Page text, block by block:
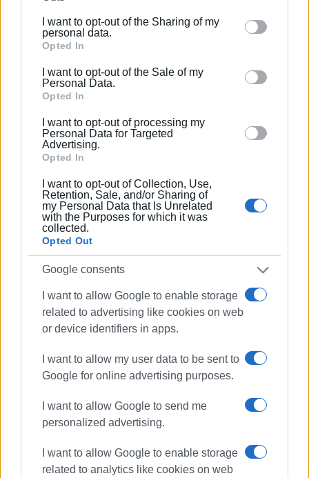
further disclose it to other third parties.
Please note that this website/app uses one or more
Google services and may gather and store information
behaviour. You may click to grant or deny consent to
Google and its third-party tags to use your data for
section.
I want to opt-out of the Sharing of my
personal data.
Opted In
I want to opt-out of the Sale of my
Personal Data.
Opted In
I want to opt-out of processing my
Personal Data for Targeted
Advertising.
Opted In
I want to opt-out of Collection, Use,
Retention, Sale, and/or Sharing of
my Personal Data that Is Unrelated
with the Purposes for which it was
collected.
Opted Out
Google consents
I want to allow Google to enable storage
related to advertising like cookies on web
or device identifiers in apps.
I want to allow my user data to be sent to
Google for online advertising purposes.
I want to allow Google to send me
personalized advertising.
I want to allow Google to enable storage
related to analytics like cookies on web
Ο Βασίλης Πανταζόπουλος είναι απόφοιτος του
τμήματος Μεσογειακών Σπουδών του
Πανεπιστημίου Αιγαίου (Ρόδος), με ειδίκευση
στις Διεθνείς Σχέσεις. Επιπλέον, είναι κάτοχος
Μεταπτυχιακού Τίτλου από το Πανεπιστήμιο του
Readingστις Στρατηγικές Σπουδές.
Ακολουθήστε το enimerosi στο
Συνδρομητές στο e-paper